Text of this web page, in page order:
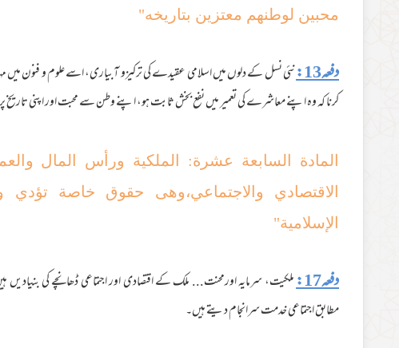
محبین لوطنھم معتزین بتاریخه"
دفعہ13:
نئی نسل کے دلوں میں اسلامی عقیدے کی ترکیزو آبیاری، اسے علوم و فنون
کرنا کہ وہ اپنے معاشرے کی تعمیر میں نفع بخش ثابت ہو، اپنے وطن سے محبت اور اپنی
المادة السابعة عشرة: الملکیة ورأس المال
الاقتصادي والاجتماعي،وھی حقوق خاصة تؤدي
الإسلامیة"
دفعہ17:
ملکیت، سرمایہ اورمحنت... ملک کے اقتصادی اور اجتماعی ڈھانچے کی
مطابق اجتماعی خدمت سرانجام دیتے ہیں۔